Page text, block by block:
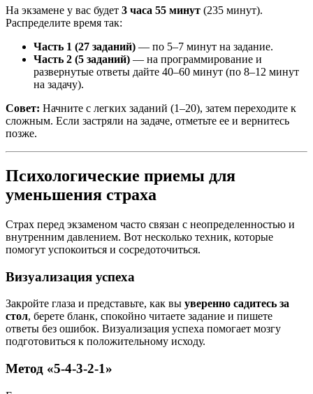
На экзамене у вас будет 3 часа 55 минут (235 минут).
Распределите время так:
Часть 1 (27 заданий) — по 5–7 минут на задание.
Часть 2 (5 заданий) — на программирование и
развернутые ответы дайте 40–60 минут (по 8–12 минут
на задачу).
Совет: Начните с легких заданий (1–20), затем переходите к
сложным. Если застряли на задаче, отметьте ее и вернитесь
позже.
Психологические приемы для
уменьшения страха
Страх перед экзаменом часто связан с неопределенностью и
внутренним давлением. Вот несколько техник, которые
помогут успокоиться и сосредоточиться.
Визуализация успеха
Закройте глаза и представьте, как вы уверенно садитесь за
стол, берете бланк, спокойно читаете задание и пишете
ответы без ошибок. Визуализация успеха помогает мозгу
подготовиться к положительному исходу.
Метод «5-4-3-2-1»